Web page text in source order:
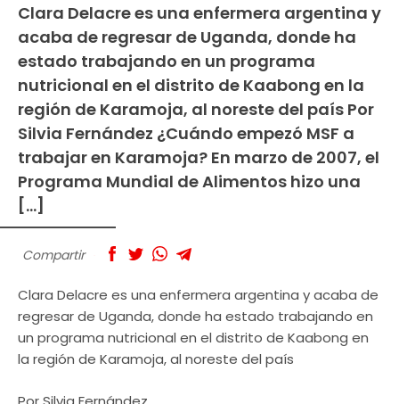
Clara Delacre es una enfermera argentina y
acaba de regresar de Uganda, donde ha
estado trabajando en un programa
nutricional en el distrito de Kaabong en la
región de Karamoja, al noreste del país Por
Silvia Fernández ¿Cuándo empezó MSF a
trabajar en Karamoja? En marzo de 2007, el
Programa Mundial de Alimentos hizo una
[…]
Compartir
Clara Delacre es una enfermera argentina y acaba de
regresar de Uganda, donde ha estado trabajando en
un programa nutricional en el distrito de Kaabong en
la región de Karamoja, al noreste del país